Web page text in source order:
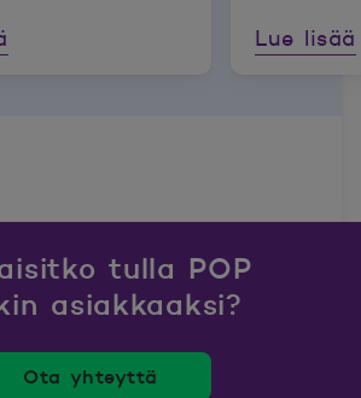
Lue lisää
tulla POP
asiakkaaksi?
Ota yhteyttä